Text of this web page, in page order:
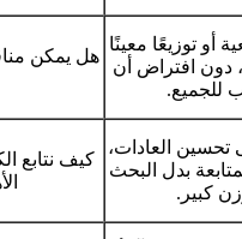
أو توزيعًا معينًا
دون افتراض أن
للجميع.
هل يمكن
تحسين العادات،
بدل البحث
كبير.
كيف نتابع